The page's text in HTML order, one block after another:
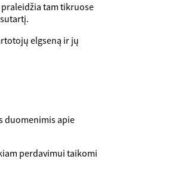
tam tikruose
elgseną ir jų
duomenimis apie
perdavimui taikomi